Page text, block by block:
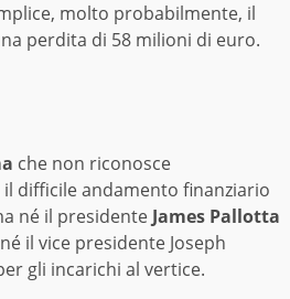
molto probabilmente, il
perdita di 58 milioni di euro.
che non riconosce
difficile andamento finanziario
né il presidente James Pallotta
il vice presidente Joseph
gli incarichi al vertice.